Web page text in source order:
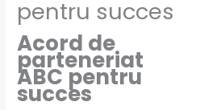
pentru succes
Acord de
parteneriat
ABC pentru
succes